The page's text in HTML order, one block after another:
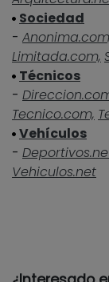
Sociedad
-
Limitada.com,
Técnicos
-
Tecnico.com,
Vehículos
-
Vehiculos.net